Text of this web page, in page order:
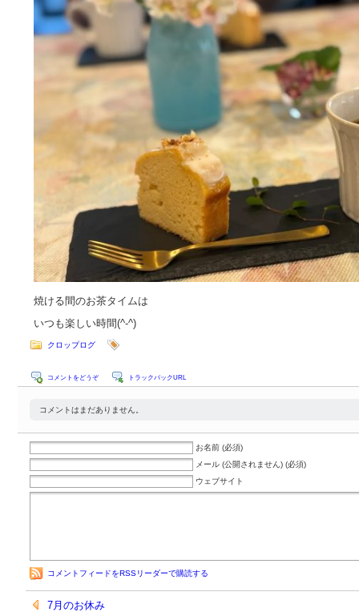
焼ける間のお茶タイムは
いつも楽しい時間(^-^)
クロップログ
コメントをどうぞ トラックバックURL
コメントはまだありません。
お名前 (必須)
メール (公開されません) (必須)
ウェブサイト
コメントフィードをRSSリーダーで購読する
7月のお休み